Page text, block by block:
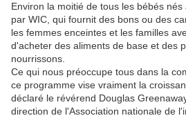
Environ la moitié de tous les bébés
par WIC, qui fournit des bons ou des
les femmes enceintes et les familles
d'acheter des aliments de base et des
nourrissons.
Ce qui nous préoccupe tous dans la
ce programme vise vraiment la
déclaré le révérend Douglas
direction de l'Association nationale de